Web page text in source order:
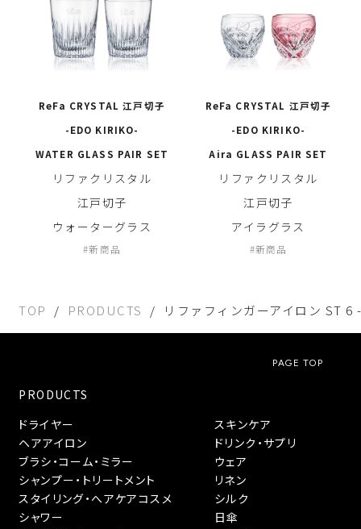
ReFa CRYSTAL 江戸切子
-EDO KIRIKO-
WATER GLASS PAIR SET
リファクリスタル
江戸切子
ウォーターグラス
新商品
ReFa CRYSTAL 江戸切子
-EDO KIRIKO-
Aira GLASS PAIR SET
リファクリスタル
江戸切子
アイラグラス
新商品
TOP PRODUCTS リファフィンガーアイロン ST
PAGE TOP
PRODUCTS
ドライヤー
ヘアアイロン
ブラシ・コーム・ミラー
シャンプー・トリートメント
スタイリング・へアケアコスメ
シャワー
スキンケア
ドリンク・サプリ
ウェア
リネン
シルク
日傘